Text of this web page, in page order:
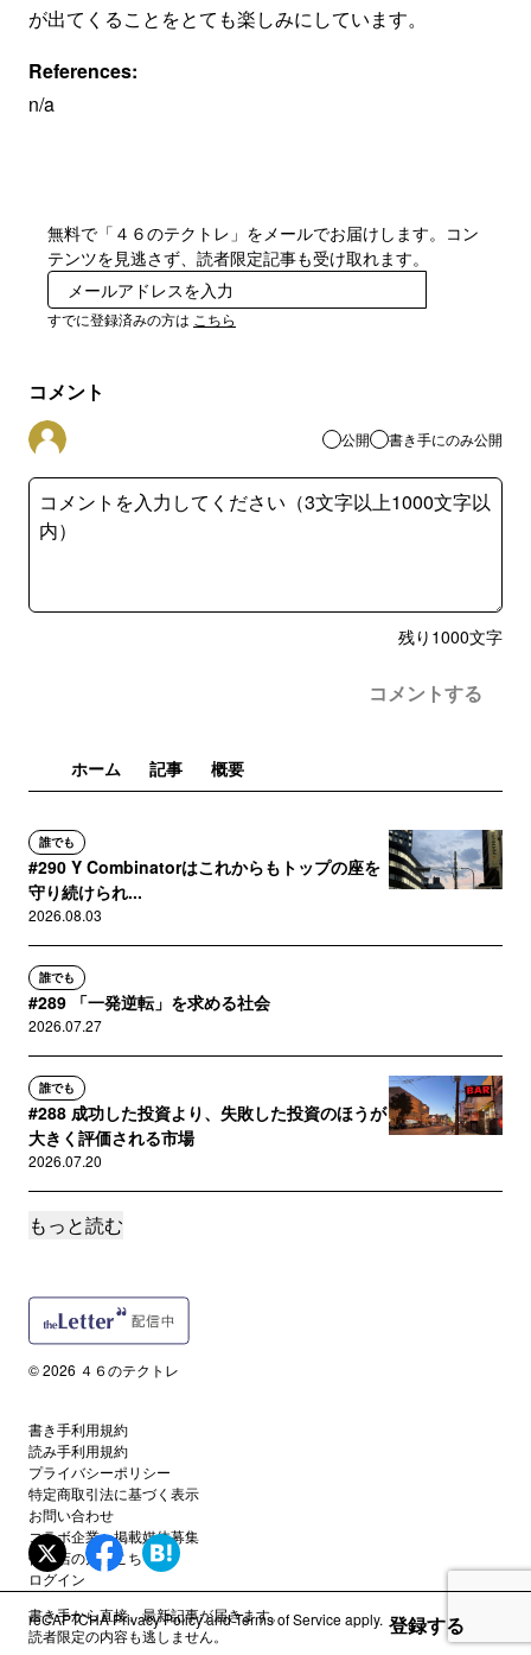
が出てくることをとても楽しみにしています。
References:
n/a
無料で「４６のテクトレ」をメールでお届けします。コン
テンツを見逃さず、読者限定記事も受け取れます。
すでに登録済みの方は こちら
コメント
公開 書き手にのみ公開
残り 1000文字
コメントする
ホーム 記事 概要
誰でも
#290 Y Combinatorはこれからもトップの座を
守り続けられ...
2026.08.03
誰でも
#289 「一発逆転」を求める社会
2026.07.27
誰でも
#288 成功した投資より、失敗した投資のほうが
大きく評価される市場
2026.07.20
誰でも
誰でも
の落とし穴
誰でも
#285 増え始めたマイクロVCのファンド・オ
ブ・ファンズ
2026.06.29
#284 実はかなり変わってきているベンチャーキャピタルのモデ
もっと読む
書き手から直接、最新記事が届きます。
読者限定の内容も逃しません。
登録する
© 2026 ４６のテクトレ
書き手利用規約
読み手利用規約
プライバシーポリシー
特定商取引法に基づく表示
お問い合わせ
コラボ企業・掲載媒体募集
代理店の方はこちら
ログイン
reCAPTCHAPrivacy PolicyandTerms of Serviceapply.